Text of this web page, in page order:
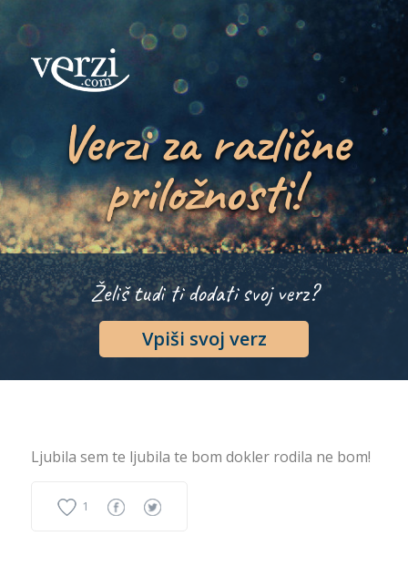
Verzi za različne
priložnosti!
Želiš tudi ti dodati svoj verz?
Vpiši svoj verz
Ljubila sem te ljubila te bom dokler rodila ne bom!
1